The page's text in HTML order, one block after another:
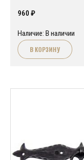
960 ₽
Наличие: В наличии
В КОРЗИНУ